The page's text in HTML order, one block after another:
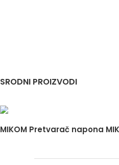
SRODNI PROIZVODI
MIKOM Pretvarač napona